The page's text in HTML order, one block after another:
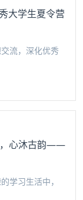
大学生夏令营
流，深化优秀
，心沐古韵——
学习生活中，